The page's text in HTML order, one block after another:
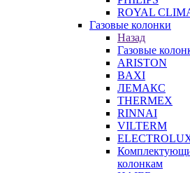
ROYAL
Газовые колонки
Назад
Газовые
ARISTON
BAXI
ЛЕМАКС
THERMEX
RINNAI
VILTERM
колонкам